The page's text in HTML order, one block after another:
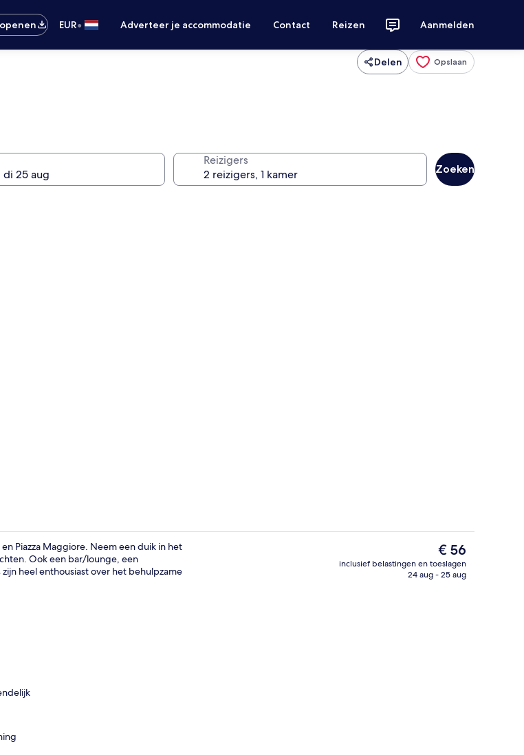
EUR• Adverteer je accommodatie Contact Reizen Aanmelden
Delen Opslaan
Reizigers
Zoeken
Bar (ter plaatse)
Piazza Maggiore. Neem een duik in het
Ook een bar/lounge, een
heel enthousiast over het behulpzame
De
huidige
prijs
€ 56
inclusief belastingen en toeslagen
24 aug - 25 aug